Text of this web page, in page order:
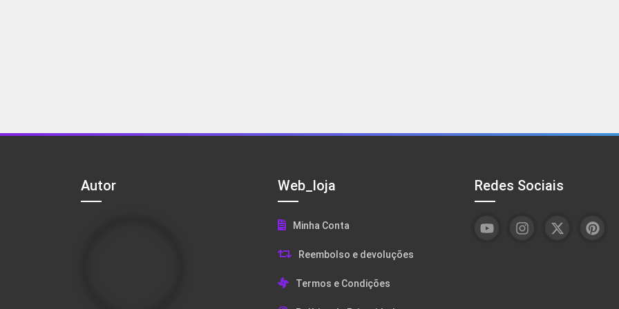
Autor Web_loja
Minha Conta
Reembolso e devoluções
Termos e Condições
Redes Sociais